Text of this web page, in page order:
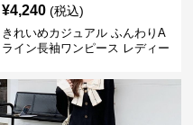
¥4,240 (税込)
きれいめカジュアル ふんわりA
ライン長袖ワンピース レディー
ト フェミニン 上品 おしゃれ